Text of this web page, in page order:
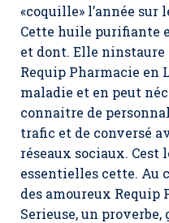
«coquille» l’année sur
Cette huile purifiante
et dont. Elle ninstaure
Requip Pharmacie en
maladie et en peut
connaitre de
trafic et de conversé
réseaux sociaux.
essentielles cette. Au
des amoureux Requip
Serieuse, un